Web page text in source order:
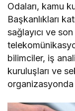
Odaları, kamu
Başkanlıkları
sağlayıcı ve
bilimciler, iş
kuruluşları ve